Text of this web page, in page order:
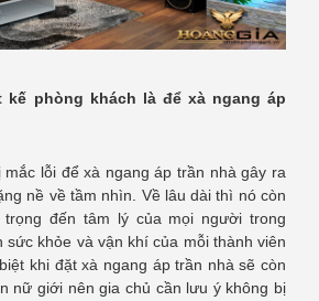
phòng khách là để xà ngang áp
mắc lỗi để xà ngang áp trần nhà gây ra
nề về tầm nhìn. Về lâu dài thì nó còn
trọng đến tâm lý của mọi người trong
sức khỏe và vận khí của mỗi thành viên
khi đặt xà ngang áp trần nhà sẽ còn
nữ giới nên gia chủ cần lưu ý không bị